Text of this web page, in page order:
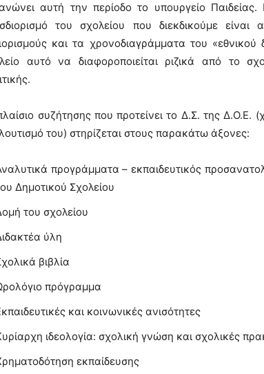
αυτή την περίοδο το υπουργείο
του σχολείου που διεκδικούμε είναι
και τα χρονοδιαγράμματα του
αυτό να διαφοροποιείται ριζικά από το
συζήτησης που προτείνει το Δ.Σ. της Δ.Ο.Ε.
του) στηρίζεται στους παρακάτω άξονες:
προγράμματα – εκπαιδευτικός
Δημοτικού Σχολείου
του σχολείου
ύλη
βιβλία
πρόγραμμα
και κοινωνικές ανισότητες
ιδεολογία: σχολική γνώση και σχολικές
εκπαίδευσης